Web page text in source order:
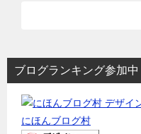
ブログランキング参加中
にほんブログ村